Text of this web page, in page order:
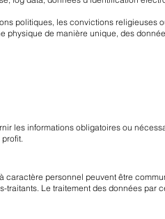
politiques, les convictions religieuses
physique de manière unique, des
les informations obligatoires ou
personnel peuvent être
Le traitement des données par